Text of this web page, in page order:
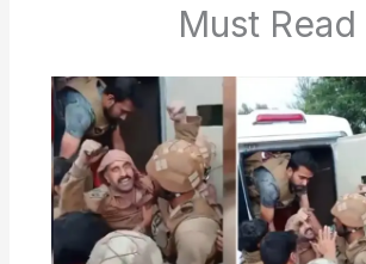
Must Read